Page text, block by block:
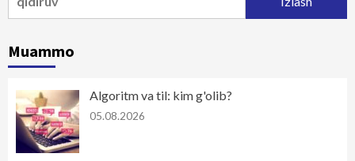
Muammo
Algoritm va til: kim g'olib?
05.08.2026